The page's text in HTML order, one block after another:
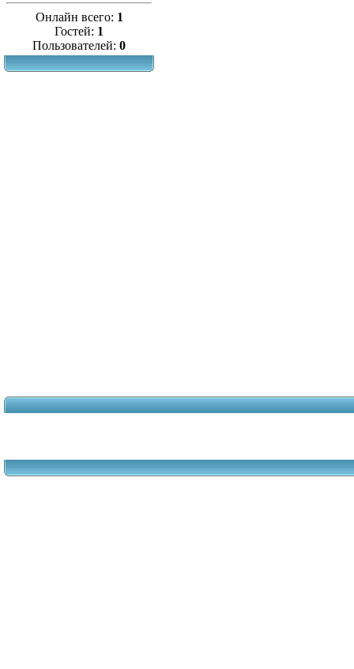
Онлайн всего: 1
Гостей: 1
Пользователей: 0